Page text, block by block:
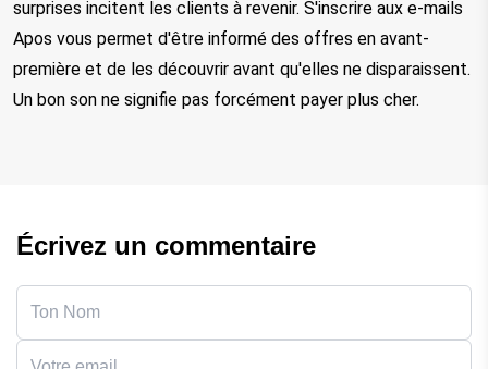
surprises incitent les clients à revenir. S'inscrire aux e-mails
Apos vous permet d'être informé des offres en avant-
première et de les découvrir avant qu'elles ne disparaissent.
Un bon son ne signifie pas forcément payer plus cher.
Écrivez un commentaire